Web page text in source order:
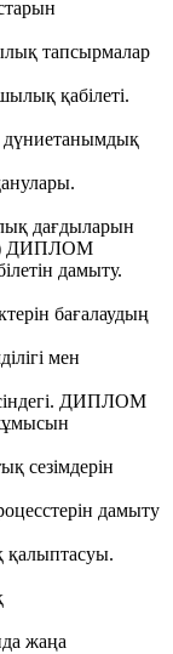
тапсырмалар
қабілеті.
дағдыларын
ДИПЛОМ
дамыту.
бағалаудың
мен
ДИПЛОМ
сезімдерін
дамыту
жаңа